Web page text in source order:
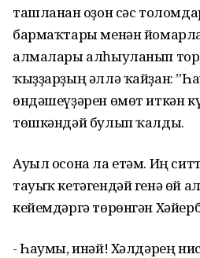
ташланған оҙон сәс
бармаҡтары менән
алмалары алһыуланып
ҡыҙҙарҙың әллә ҡайҙан:
өндәшеүҙәрен өмөт иткән
төшкәндәй булып ҡалды.
Ауыл осона ла етәм. Иң
тауыҡ кетәгендәй генә өй
кейемдәргә төрөнгән
- Һаумы, инәй! Хәлдәрең